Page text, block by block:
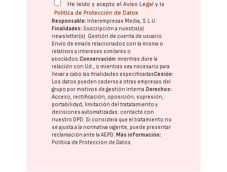
He leído y acepto elAviso Legal y la
Política de Protección de Datos
Responsable: Interempresas Media, S.L.U.
Finalidades: Suscripción a nuestra(s)
newsletter(s). Gestión de cuenta de usuario.
Envío de emails relacionados con la misma o
relativos a intereses similares o
asociados.Conservación: mientras dure la
relación con Ud., o mientras sea necesario para
llevar a cabo las finalidades especificadasCesión:
Los datos pueden cederse a otras empresas del
grupo por motivos de gestión interna. Derechos:
Acceso, rectificación, oposición, supresión,
portabilidad, limitación del tratatamiento y
decisiones automatizadas: contacte con
nuestro DPD. Si considera que el tratamiento no
se ajusta a la normativa vigente, puede presentar
reclamación ante laAEPD. Más información:
Política de Protección de Datos